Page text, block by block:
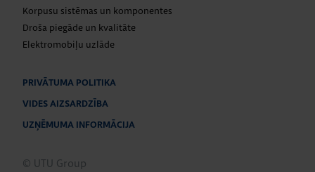
Korpusu sistēmas un komponentes
Droša piegāde un kvalitāte
Elektromobiļu uzlāde
PRIVĀTUMA POLITIKA
VIDES AIZSARDZĪBA
UZŅĒMUMA INFORMĀCIJA
© UTU Group